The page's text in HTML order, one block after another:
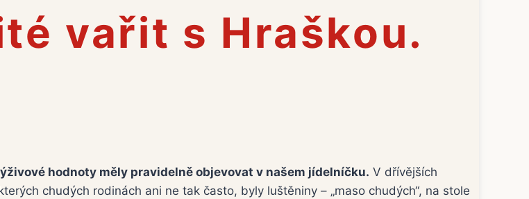
vařit s Hraškou.
hodnoty měly pravidelně objevovat v našem jídelníčku. V dřívějších
chudých rodinách ani ne tak často, byly luštěniny – „maso chudých“, na stole